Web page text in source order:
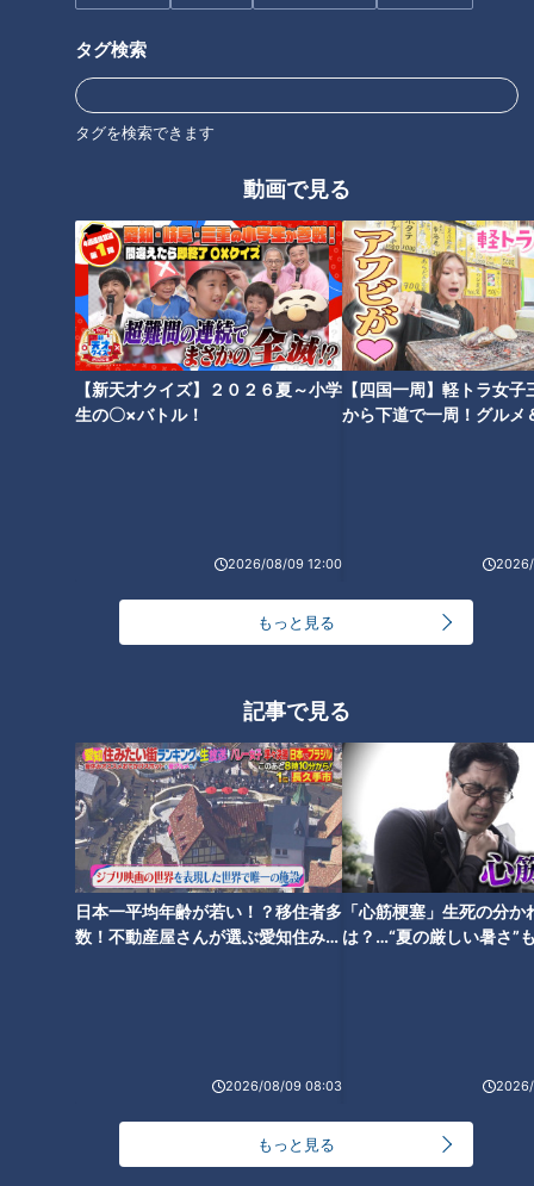
タグ検索
タグを検索できます
動画で見る
【新天才クイズ】２０２６夏～小学
生の〇×バトル！
2026/08/09 12:00
【四国一周】軽トラ女子
から下道で一周！グルメ
もっと見る
記事で見る
日本一平均年齢が若い！？移住者多
数！不動産屋さんが選ぶ愛知住みた
2026/08/09 08:03
「心筋梗塞」生死の分か
は？…“夏の厳しい暑さ”
もっと見る
お米は、米農家から直接仕入れている特別栽培米（対象農薬と
化学肥料の使用量が5割以下）を使用しています。「全国のお
いしいお米を味わってほしい！」との思いから、お米は月ごと
に産地を変えています！
担当の吉野康太さんによると、昨今のお米離れなどでやめてし
まう農家が多く、おいしいお米があっても産地でしか流通して
いない状況とのこと。いいお米を農家から直接仕入れて、名古
屋の人に届けることがお店のコンセプトです。
辛明太マヨ、国産焼きサバなど、全部で14種類です。一番人
はお米！炊きたて、握りたてが味わえるように、テイクアウト
専門店ながらイートインスペースも完備しています。
おむすび握りの職業体験「おむすびキッズ」！出
来上がったおむすびを親子で実食！